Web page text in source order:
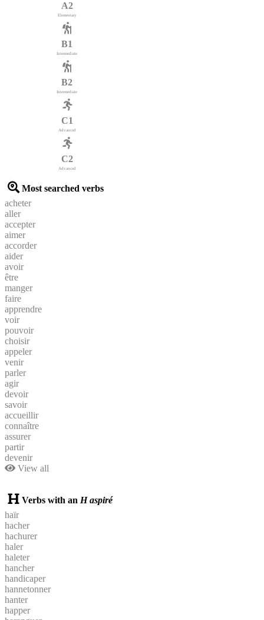
A2
Elementary
B1
Intermediate
B2
Intermediate
C1
Advanced
C2
Advanced
Most searched verbs
acheter
aller
accepter
aimer
accorder
aider
avoir
être
manger
faire
apprendre
voir
pouvoir
choisir
appeler
venir
parler
agir
devoir
savoir
accueillir
connaître
assurer
partir
devenir
View all
Verbs with an H aspiré
haïr
hacher
hachurer
haler
haleter
hancher
handicaper
hannetonner
hanter
happer